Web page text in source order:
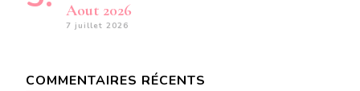
Aout 2026
7 juillet 2026
COMMENTAIRES RÉCENTS